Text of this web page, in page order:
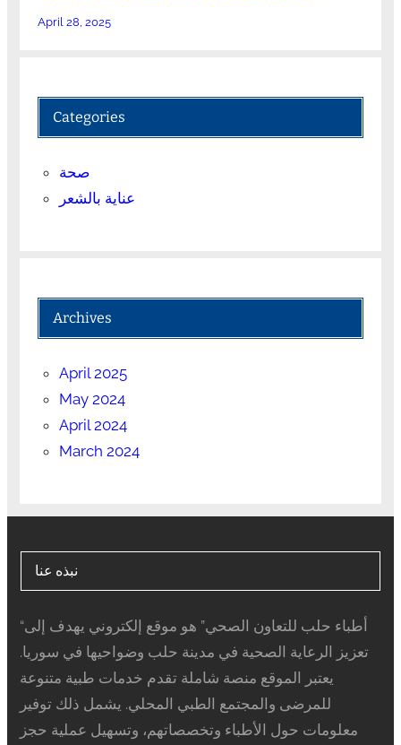
April 28, 2025
Categories
صحة
عناية بالشعر
Archives
April 2025
May 2024
April 2024
March 2024
نبذه عنا
“أطباء حلب للتعاون الصحي” هو موقع إلكتروني يهدف إلى
تعزيز الرعاية الصحية في مدينة حلب وضواحيها في سوريا.
يعتبر الموقع منصة شاملة تقدم خدمات طبية متنوعة
للمرضى والمجتمع الطبي المحلي. يشمل ذلك توفير
معلومات حول الأطباء وتخصصاتهم، وتسهيل عملية حجز